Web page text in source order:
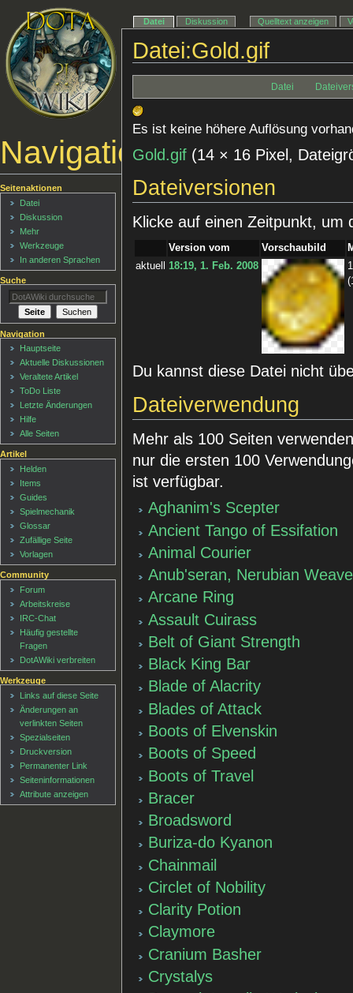
Datei:Gold.gif
Datei
Es ist keine höhere Auflösung
Gold.gif (14 × 16 Pixel,
Dateiversionen
Klicke auf einen Zeitpunkt, um
Version vom Vorschaubild
aktuell
18:19, 1. Feb. 2008
Du kannst diese Datei nicht
Dateiverwendung
Mehr als 100 Seiten
nur die ersten 100
ist verfügbar.
Aghanim's Scepter
Ancient Tango of Essifation
Animal Courier
Anub'seran, Nerubian
Arcane Ring
Assault Cuirass
Belt of Giant Strength
Black King Bar
Blade of Alacrity
Blades of Attack
Boots of Elvenskin
Boots of Speed
Boots of Travel
Bracer
Broadsword
Buriza-do Kyanon
Chainmail
Circlet of Nobility
Clarity Potion
Claymore
Cranium Basher
Crystalys
Navigationsmenü
Datei Diskussion Quelltext anzeigen
Seitenaktionen
Datei
Diskussion
Mehr
Werkzeuge
In anderen Sprachen
Suche
Navigation
Hauptseite
Aktuelle Diskussionen
Veraltete Artikel
ToDo Liste
Letzte Änderungen
Hilfe
Alle Seiten
Artikel
Helden
Items
Guides
Spielmechanik
Glossar
Zufällige Seite
Vorlagen
Community
Forum
Arbeitskreise
IRC-Chat
Häufig gestellte
Fragen
DotAWiki verbreiten
Werkzeuge
Links auf diese Seite
Änderungen an
verlinkten Seiten
Spezialseiten
Druckversion
Permanenter Link
Seiten­informationen
Attribute anzeigen